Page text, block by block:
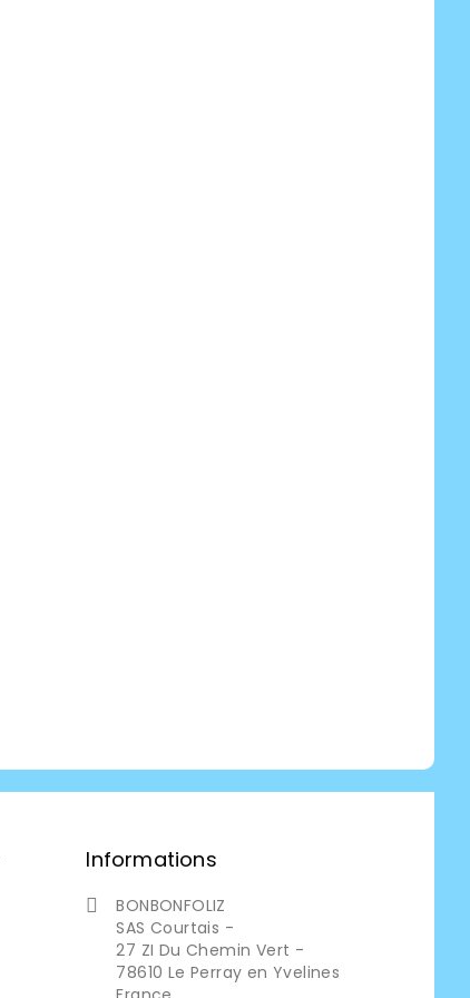
Informations

BONBONFOLIZ
SAS Courtais -
27 ZI Du Chemin Vert -
78610 Le Perray en Yvelines